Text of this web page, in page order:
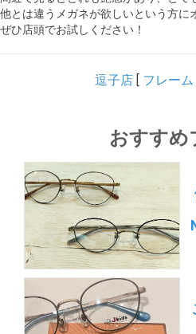
他とは違うメガネが欲しいという方に
ぜひ店頭でお試しください！
逗子店 [ フレーム
おすすめ